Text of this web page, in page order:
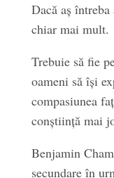
Dacă aș
chiar mai mult.
Trebuie să fie
oameni să își
compasiunea
conștiință mai
Benjamin
secundare în